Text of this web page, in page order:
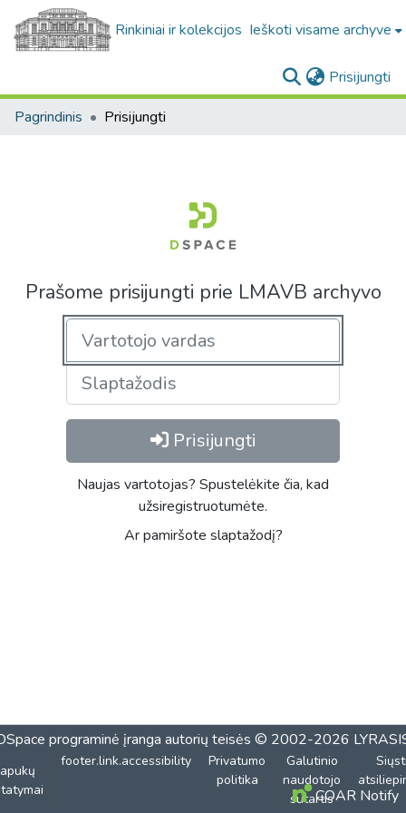
Rinkiniai ir kolekcijos Ieškoti visame archyve
Prisijungti
Pagrindinis Prisijungti
Prašome prisijungti prie LMAVB archyvo
Prisijungti
Naujas vartotojas? Spustelėkite čia, kad
užsiregistruotumėte.
Ar pamiršote slaptažodį?
programinė įranga autorių teisės © 2002-2026
footer.link.accessibility
Privatumo
politika
Galutinio
naudotojo
sutartisCOAR Notify